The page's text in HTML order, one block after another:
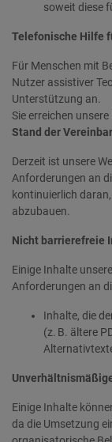
soweit diese
Telefonische Hilfe
Für Menschen mit
Nutzer assistiver
Unterstützung an.
Sie erreichen
Stand der
Derzeit ist unsere
Anforderungen an
kontinuierlich
abzubauen.
Nicht barrierefreie
Einige Inhalte
Anforderungen an
Inhalte, die
(z. B. ältere
Einige Inhalte
da die Umsetzung